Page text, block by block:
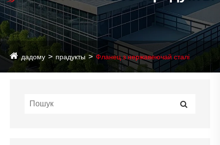
дадому прадукты Фланец з нержавеючай сталі